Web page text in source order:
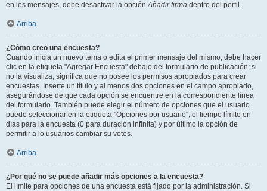
en los mensajes, debe desactivar la opciónAñadir firma dentro del perfil.
Arriba
¿Cómo creo una encuesta?
Cuando inicia un nuevo tema o edita el primer mensaje del mismo, debe hacer
clic en la etiqueta "Agregar Encuesta" debajo del formulario de publicación; si
no la visualiza, significa que no posee los permisos apropiados para crear
encuestas. Inserte un título y al menos dos opciones en el campo apropiado,
asegurándose de que cada opción se encuentre en la correspondiente línea
del formulario. También puede elegir el número de opciones que el usuario
puede seleccionar en la etiqueta "Opciones por usuario", el tiempo límite en
días para la encuesta (0 para duración infinita) y por último la opción de
permitir a lo usuarios cambiar su votos.
Arriba
¿Por qué no se puede añadir más opciones a la encuesta?
El límite para opciones de una encuesta está fijado por la administración. Si